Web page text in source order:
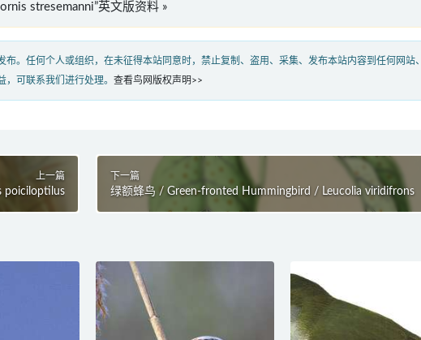
stresemanni”英文版资料 »
。任何个人或组织，在未征得本站同意时，禁止复制、盗用、采集、发布本站内容到任何网站
可联系我们进行处理。 查看鸟网版权声明>>
上一篇
poiciloptilus
下一篇
绿额蜂鸟 / Green-fronted Hummingbird / Leucolia viridifrons